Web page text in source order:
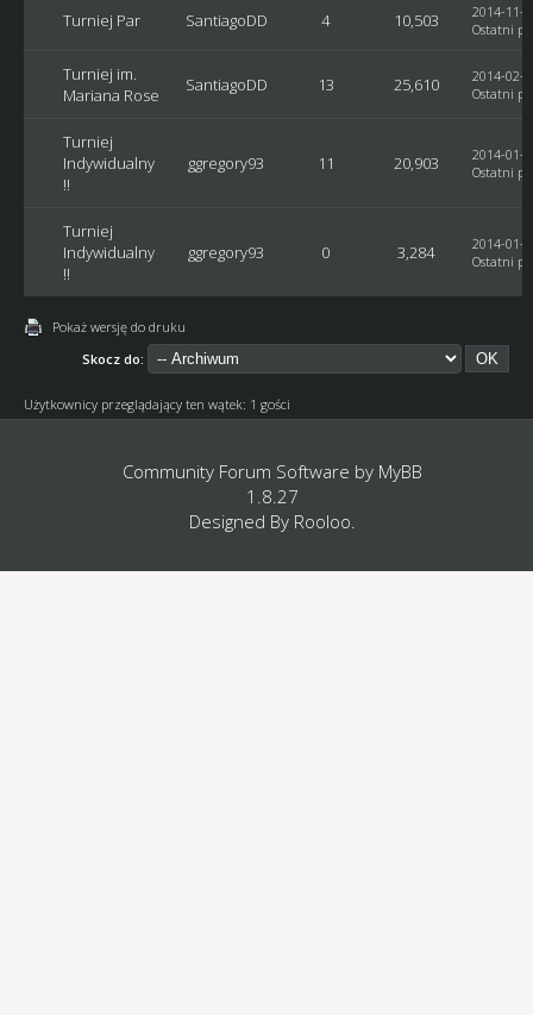
Turniej Par SantiagoDD 4 10,503
2014-11-
Ostatni
Turniej im.
Mariana Rose
SantiagoDD 13 25,610
2014-02-
Ostatni
Turniej
Indywidualny
!!
ggregory93 11 20,903
2014-01-
Ostatni
Turniej
Indywidualny
!!
ggregory93 0 3,284
2014-01-
Ostatni
Pokaż wersję do druku
Skocz do:
Użytkownicy przeglądający ten wątek: 1 gości
Community Forum Software by MyBB
1.8.27
Designed By Rooloo